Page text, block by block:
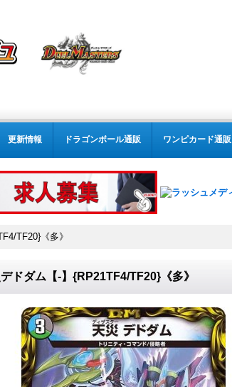
更新情報 ドラゴンボール通販 ワンピカード通販
TF20}《多》
ドダム【-】{RP21TF4/TF20}《多》